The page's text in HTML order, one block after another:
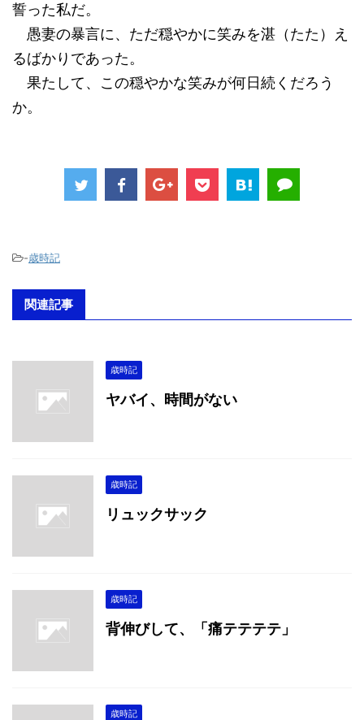
誓った私だ。
愚妻の暴言に、ただ穏やかに笑みを湛（たた）え
るばかりであった。
果たして、この穏やかな笑みが何日続くだろう
か。
-歳時記
関連記事
歳時記
ヤバイ、時間がない
歳時記
リュックサック
歳時記
背伸びして、「痛テテテテ」
歳時記